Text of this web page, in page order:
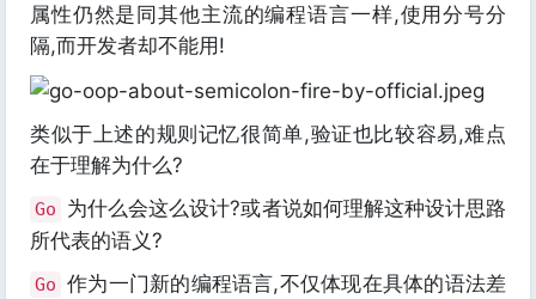
属性仍然是同其他主流的编程语言一样,使用分号分
隔,而开发者却不能用!
类似于上述的规则记忆很简单,验证也比较容易,难点
在于理解为什么?
Go
为什么会这么设计?或者说如何理解这种设计思路
所代表的语义?
Go 作为一门新的编程语言,不仅体现在具体的语法差